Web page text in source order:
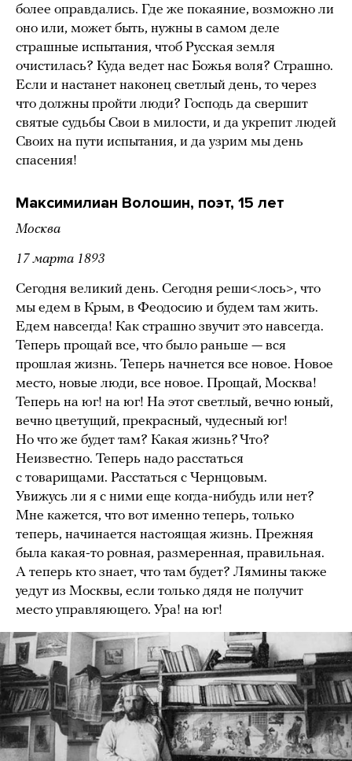
более оправдались. Где же покаяние, возможно ли
оно или, может быть, нужны в самом деле
страшные испытания, чтоб Русская земля
очистилась? Куда ведет нас Божья воля? Страшно.
Если и настанет наконец светлый день, то через
что должны пройти люди? Господь да свершит
святые судьбы Свои в милости, и да укрепит людей
Своих на пути испытания, и да узрим мы день
спасения!
Максимилиан Волошин, поэт, 15 лет
Москва
17 марта 1893
Сегодня великий день. Сегодня реши<лось>, что
мы едем в Крым, в Феодосию и будем там жить.
Едем навсегда! Как страшно звучит это навсегда.
Теперь прощай все, что было раньше — вся
прошлая жизнь. Теперь начнется все новое. Новое
место, новые люди, все новое. Прощай, Москва!
Теперь на юг! на юг! На этот светлый, вечно юный,
вечно цветущий, прекрасный, чудесный юг!
Но что же будет там? Какая жизнь? Что?
Неизвестно. Теперь надо расстаться
с товарищами. Расстаться с Чернцовым.
Увижусь ли я с ними еще когда-нибудь или нет?
Мне кажется, что вот именно теперь, только
теперь, начинается настоящая жизнь. Прежняя
была какая-то ровная, размеренная, правильная.
А теперь кто знает, что там будет? Лямины также
уедут из Москвы, если только дядя не получит
место управляющего. Ура! на юг!